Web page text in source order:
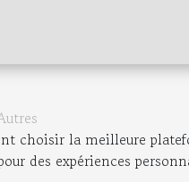
choisir la meilleure
des expériences